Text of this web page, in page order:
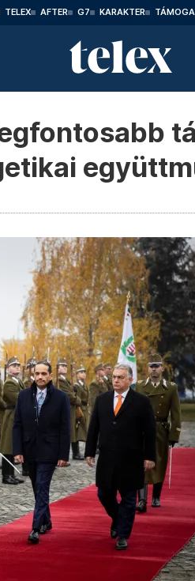
TELEX AFTER G7 KARAKTER